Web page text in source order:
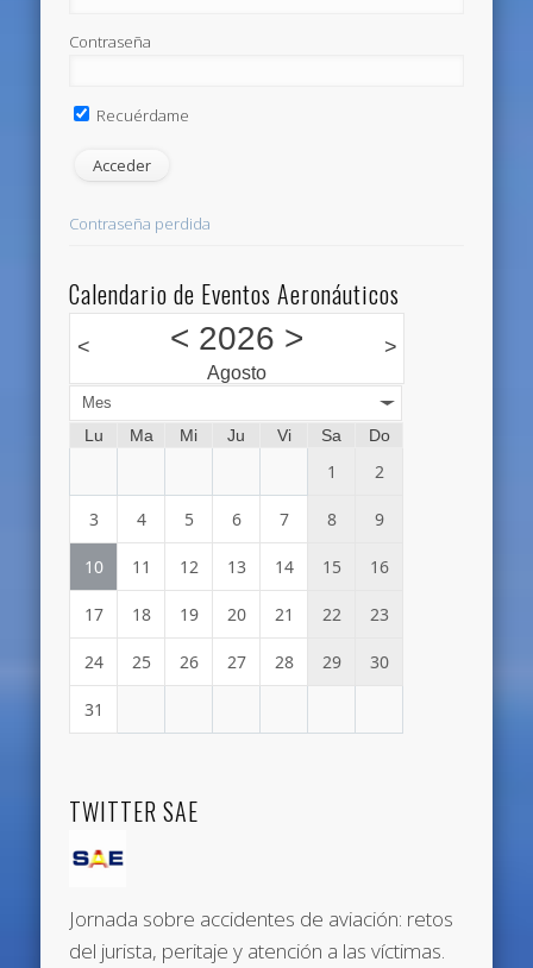
Contraseña
Recuérdame
Contraseña perdida
Calendario de Eventos Aeronáuticos
< < 2026 >
Agosto
>
Mes
Lu Ma Mi Ju Vi Sa Do
1 2
3 4 5 6 7 8 9
10 11 12 13 14 15 16
17 18 19 20 21 22 23
24 25 26 27 28 29 30
31
TWITTER SAE
Jornada sobre accidentes de aviación: retos
del jurista, peritaje y atención a las víctimas.